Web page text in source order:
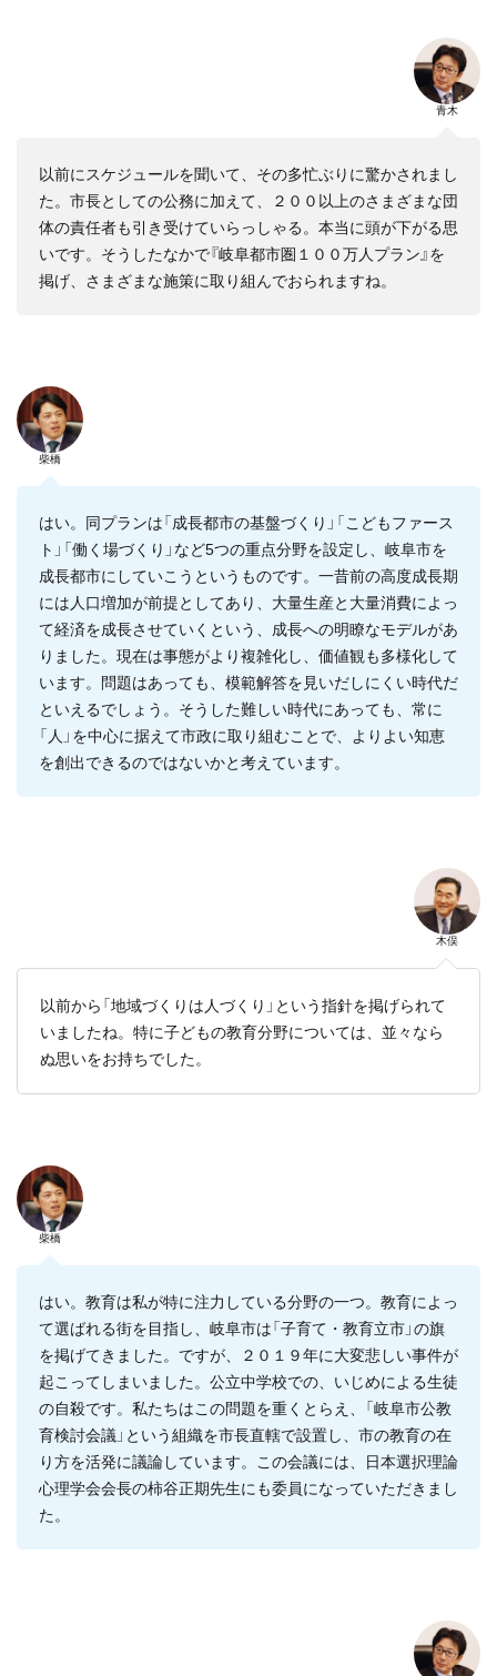
青木
以前にスケジュールを聞いて、その多忙ぶりに驚かされまし
た。市長としての公務に加えて、２００以上のさまざまな団
体の責任者も引き受けていらっしゃる。本当に頭が下がる思
いです。そうしたなかで『岐阜都市圏１００万人プラン』を
掲げ、さまざまな施策に取り組んでおられますね。
柴橋
はい。同プランは「成長都市の基盤づくり」「こどもファース
ト」「働く場づくり」など5つの重点分野を設定し、岐阜市を
成長都市にしていこうというものです。一昔前の高度成長期
には人口増加が前提としてあり、大量生産と大量消費によっ
て経済を成長させていくという、成長への明瞭なモデルがあ
りました。現在は事態がより複雑化し、価値観も多様化して
います。問題はあっても、模範解答を見いだしにくい時代だ
といえるでしょう。そうした難しい時代にあっても、常に
「人」を中心に据えて市政に取り組むことで、よりよい知恵
を創出できるのではないかと考えています。
木俣
以前から「地域づくりは人づくり」という指針を掲げられて
いましたね。特に子どもの教育分野については、並々なら
ぬ思いをお持ちでした。
柴橋
はい。教育は私が特に注力している分野の一つ。教育によっ
て選ばれる街を目指し、岐阜市は「子育て・教育立市」の旗
を掲げてきました。ですが、２０１９年に大変悲しい事件が
起こってしまいました。公立中学校での、いじめによる生徒
の自殺です。私たちはこの問題を重くとらえ、「岐阜市公教
育検討会議」という組織を市長直轄で設置し、市の教育の在
り方を活発に議論しています。この会議には、日本選択理論
心理学会会長の柿谷正期先生にも委員になっていただきまし
た。